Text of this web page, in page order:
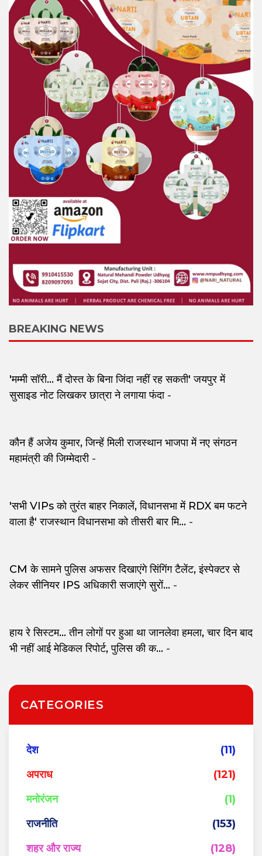
BREAKING NEWS
'मम्मी सॉरी... मैं दोस्त के बिना जिंदा नहीं रह सकती' जयपुर में
सुसाइड नोट लिखकर छात्रा ने लगाया फंदा-
कौन हैं अजेय कुमार, जिन्हें मिली राजस्थान भाजपा में नए संगठन
महामंत्री की जिम्मेदारी-
'सभी VIPs को तुरंत बाहर निकालें, विधानसभा में RDX बम फटने
वाला है' राजस्थान विधानसभा को तीसरी बार मि... -
CM के सामने पुलिस अफसर दिखाएंगे सिंगिंग टैलेंट, इंस्पेक्टर से
लेकर सीनियर IPS अधिकारी सजाएंगे सुरों... -
हाय रे सिस्टम... तीन लोगों पर हुआ था जानलेवा हमला, चार दिन बाद
भी नहीं आई मेडिकल रिपोर्ट, पुलिस की क... -
CATEGORIES
देश
(11)
अपराध
(121)
मनोरंजन
(1)
राजनीति
(153)
शहर और राज्य
(128)